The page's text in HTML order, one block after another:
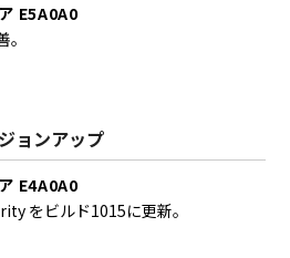
E5A0A0
ョンアップ
E4A0A0
をビルド1015に更新。